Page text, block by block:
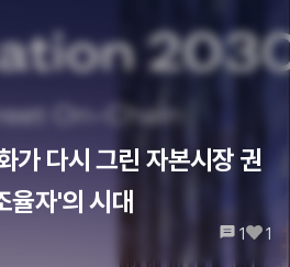
가 다시 그린 자본시장 권
율자'의 시대
1 1